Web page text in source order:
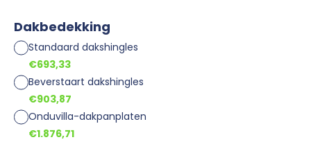
Dakbedekking
Standaard dakshingles
€693,33
Beverstaart dakshingles
€903,87
Onduvilla-dakpanplaten
€1.876,71